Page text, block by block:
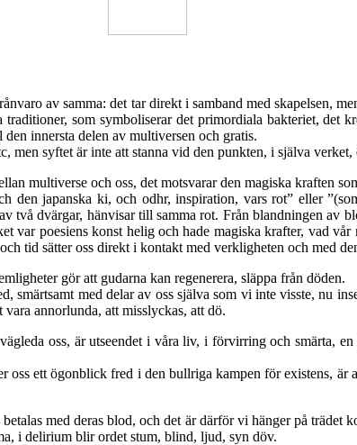
av samma: det tar direkt i samband med skapelsen,
som symboliserar det primordiala bakteriet, det
innersta delen av multiversen och gratis.
men syftet är inte att stanna vid den punkten, i själva
multiverse och oss, det motsvarar den magiska kraften
den japanska ki, och odhr, inspiration, vars rot” eller
två dvärgar, hänvisar till samma rot. Från blandningen av
var poesiens konst helig och hade magiska krafter, vad
tid sätter oss direkt i kontakt med verkligheten och med
gör att gudarna kan regenerera, släppa från döden.
smärtsamt med delar av oss själva som vi inte visste, nu
annorlunda, att misslyckas, att dö.
oss, är utseendet i våra liv, i förvirring och smärta,
oss ett ögonblick fred i den bullriga kampen för existens,
med deras blod, och det är därför vi hänger på
i delirium blir ordet stum, blind, ljud, syn döv.